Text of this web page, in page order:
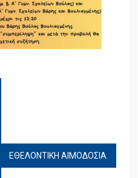
ΕΘΕΛΟΝΤΙΚΗ ΑΙΜΟΔΟΣΙΑ